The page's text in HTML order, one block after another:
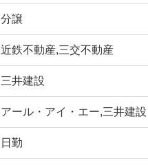
分譲
近鉄不動産,三交不動産
三井建設
アール・アイ・エー,三井建設
日勤